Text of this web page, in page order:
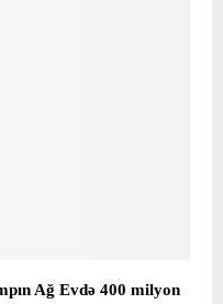
Ağ Evdə 400 milyon